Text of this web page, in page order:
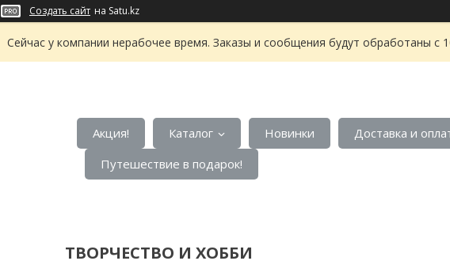
Создать сайт на Satu.kz
Сейчас у компании нерабочее время. Заказы и сообщения будут обработаны с
Акция! Каталог Новинки Доставка и
Путешествие в подарок!
ТВОРЧЕСТВО И ХОББИ